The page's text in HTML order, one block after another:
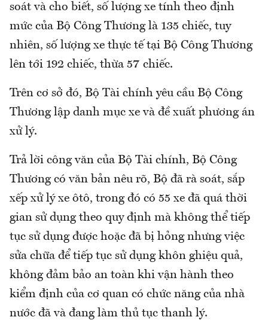
soát và cho biết, số lượng xe tính theo định
mức của Bộ Công Thương là 135 chiếc, tuy
nhiên, số lượng xe thực tế tại Bộ Công Thương
lên tới 192 chiếc, thừa 57 chiếc.
Trên cơ sở đó, Bộ Tài chính yêu cầu Bộ Công
Thương lập danh mục xe và đề xuất phương án
xử lý.
Trả lời công văn của Bộ Tài chính, Bộ Công
Thương có văn bản nêu rõ, Bộ đã rà soát, sắp
xếp xử lý xe ôtô, trong đó có 55 xe đã quá thời
gian sử dụng theo quy định mà không thể tiếp
tục sử dụng được hoặc đã bị hỏng nhưng việc
sửa chữa để tiếp tục sử dụng khôn ghiệu quả,
không đảm bảo an toàn khi vận hành theo
kiểm định của cơ quan có chức năng của nhà
nước đã và đang làm thủ tục thanh lý.